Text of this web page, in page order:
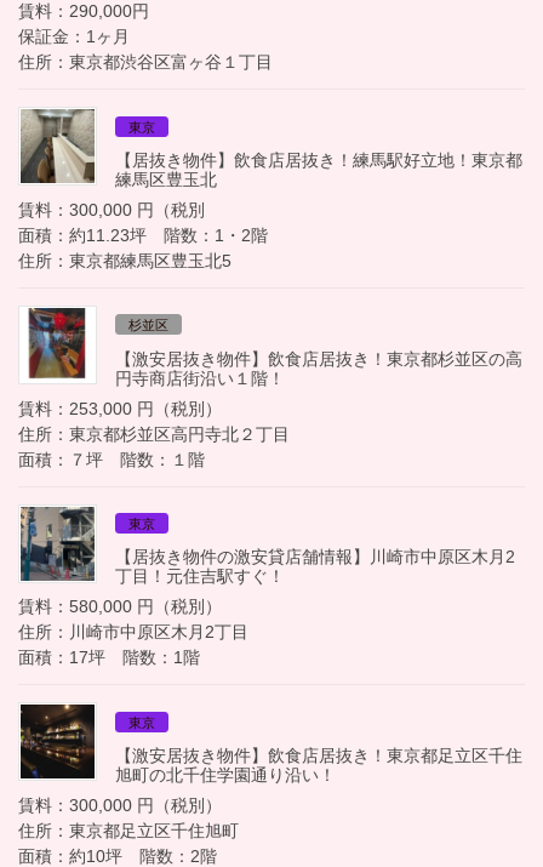
賃料：290,000円
保証金：1ヶ月
住所：東京都渋谷区富ヶ谷１丁目
東京
【居抜き物件】飲食店居抜き！練馬駅好立地！東京都
練馬区豊玉北
賃料：300,000 円（税別
面積：約11.23坪 階数：1・2階
住所：東京都練馬区豊玉北5
杉並区
【激安居抜き物件】飲食店居抜き！東京都杉並区の高
円寺商店街沿い１階！
賃料：253,000 円（税別）
住所：東京都杉並区高円寺北２丁目
面積：７坪 階数：１階
東京
【居抜き物件の激安貸店舗情報】川崎市中原区木月2
丁目！元住吉駅すぐ！
賃料：580,000 円（税別）
住所：川崎市中原区木月2丁目
面積：17坪 階数：1階
東京
【激安居抜き物件】飲食店居抜き！東京都足立区千住
旭町の北千住学園通り沿い！
賃料：300,000 円（税別）
住所：東京都足立区千住旭町
面積：約10坪 階数：2階